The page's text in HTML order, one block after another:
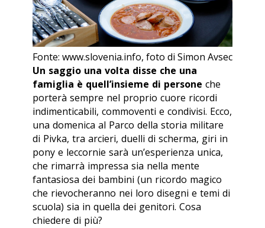
Fonte: www.slovenia.info, foto di Simon Avsec
Un saggio una volta disse che una
famiglia è quell’insieme di persone che
porterà sempre nel proprio cuore ricordi
indimenticabili, commoventi e condivisi. Ecco,
una domenica al Parco della storia militare
di Pivka, tra arcieri, duelli di scherma, giri in
pony e leccornie sarà un’esperienza unica,
che rimarrà impressa sia nella mente
fantasiosa dei bambini (un ricordo magico
che rievocheranno nei loro disegni e temi di
scuola) sia in quella dei genitori. Cosa
chiedere di più?